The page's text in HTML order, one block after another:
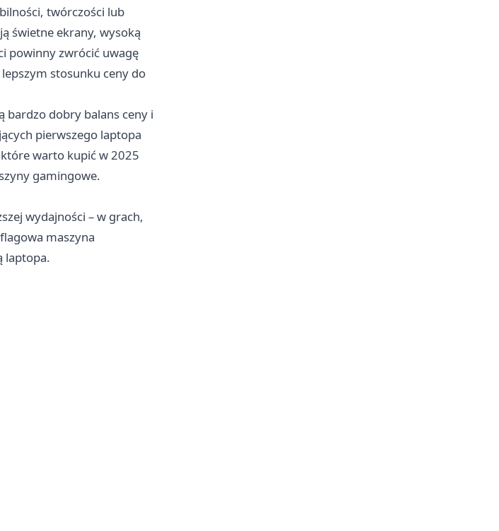
twórczości lub
świetne ekrany, wysoką
powinny zwrócić uwagę
stosunku ceny do
bardzo dobry balans ceny i
pierwszego laptopa
warto kupić w 2025
gamingowe.
wydajności – w grach,
maszyna
laptopa.